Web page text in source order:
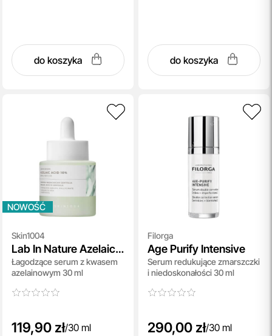
do koszyka do koszyka
NOWOŚĆ
Skin1004
Lab In Nature Azelaic
Acid 10 Ampoule
Łagodzące serum z kwasem
azelainowym 30 ml
119,90 zł/30 ml
Filorga
Age Purify Intensive
Serum redukujące zmarszczki
i niedoskonałości 30 ml
290,00 zł/30 ml